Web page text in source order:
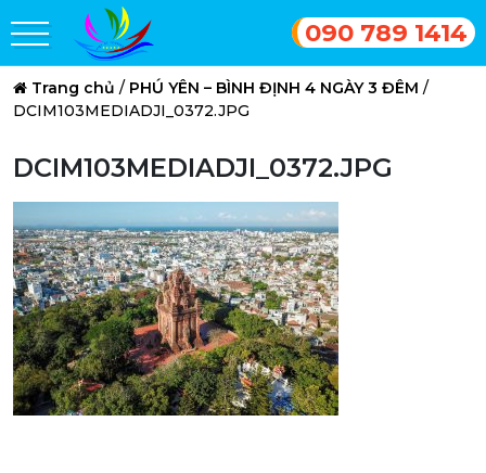
090 789 1414
Trang chủ / PHÚ YÊN – BÌNH ĐỊNH 4 NGÀY 3 ĐÊM /
DCIM103MEDIADJI_0372.JPG
DCIM103MEDIADJI_0372.JPG